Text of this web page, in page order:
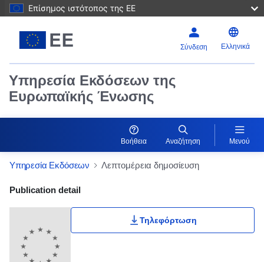
Επίσημος ιστότοπος της ΕΕ
Σύνδεση Ελληνικά
Υπηρεσία Εκδόσεων της
Ευρωπαϊκής Ένωσης
Βοήθεια Αναζήτηση Μενού
Υπηρεσία Εκδόσεων Λεπτομέρεια δημοσίευση
Publication Detail Actions Portlet
Publication detail
Τηλεφόρτωση